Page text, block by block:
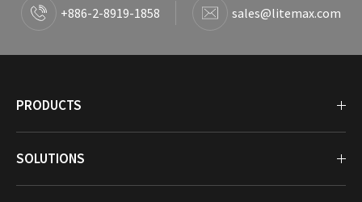
+886-2-8919-1858 sales@litemax.com
PRODUCTS
SOLUTIONS